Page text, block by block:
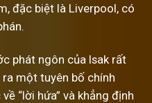
đặc biệt là Liverpool, có
phát ngôn của Isak rất
một tuyên bố chính
“lời hứa” và khẳng định